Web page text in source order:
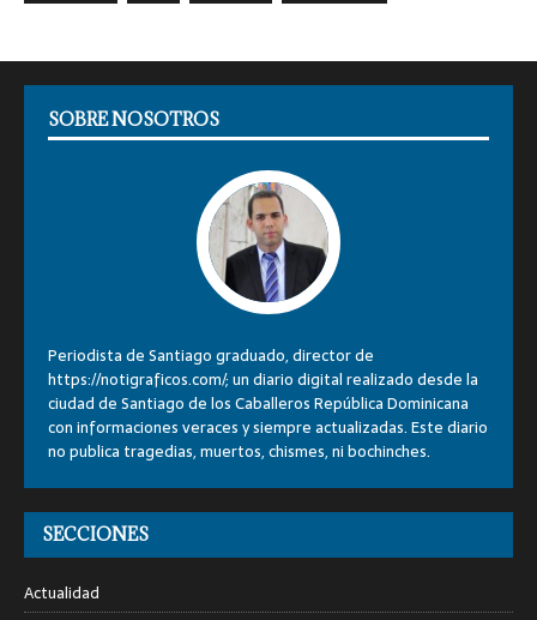
SOBRE NOSOTROS
Periodista de Santiago graduado, director de
https://notigraficos.com/; un diario digital realizado desde la
ciudad de Santiago de los Caballeros República Dominicana
con informaciones veraces y siempre actualizadas. Este diario
no publica tragedias, muertos, chismes, ni bochinches.
SECCIONES
Actualidad